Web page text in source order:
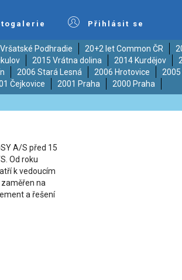
Přihlásit se
Podhradie 20+2 let Common ČR
2015 Vrátna dolina 2014 Kurdějov
2006 Stará Lesná 2006 Hrotovice
Čejkovice 2001 Praha 2000 Praha
A/S před 15
Od roku
k vedoucím
na
a řešení